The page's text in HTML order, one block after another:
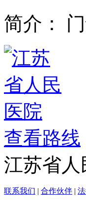
简介：
查看路线
江苏省人
联系我们 | 合作伙伴 |